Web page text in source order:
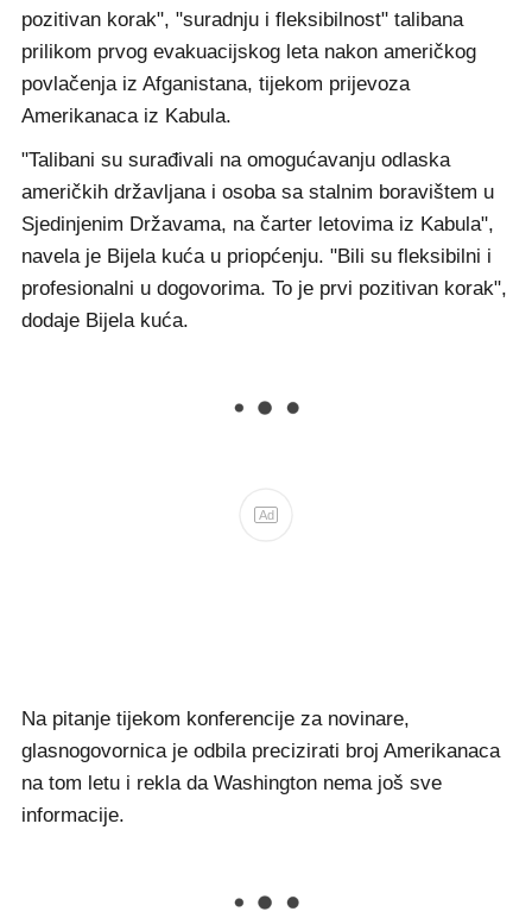
pozitivan korak", "suradnju i fleksibilnost" talibana
prilikom prvog evakuacijskog leta nakon američkog
povlačenja iz Afganistana, tijekom prijevoza
Amerikanaca iz Kabula.
"Talibani su surađivali na omogućavanju odlaska
američkih državljana i osoba sa stalnim boravištem u
Sjedinjenim Državama, na čarter letovima iz Kabula",
navela je Bijela kuća u priopćenju. "Bili su fleksibilni i
profesionalni u dogovorima. To je prvi pozitivan korak",
dodaje Bijela kuća.
Ad
Na pitanje tijekom konferencije za novinare,
glasnogovornica je odbila precizirati broj Amerikanaca
na tom letu i rekla da Washington nema još sve
informacije.